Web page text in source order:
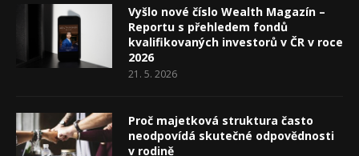
Vyšlo nové číslo Wealth Magazín –
Reportu s přehledem fondů
kvalifikovaných investorů v ČR v roce
2026
21. 5. 2026
Proč majetková struktura často
neodpovídá skutečné odpovědnosti
v rodině